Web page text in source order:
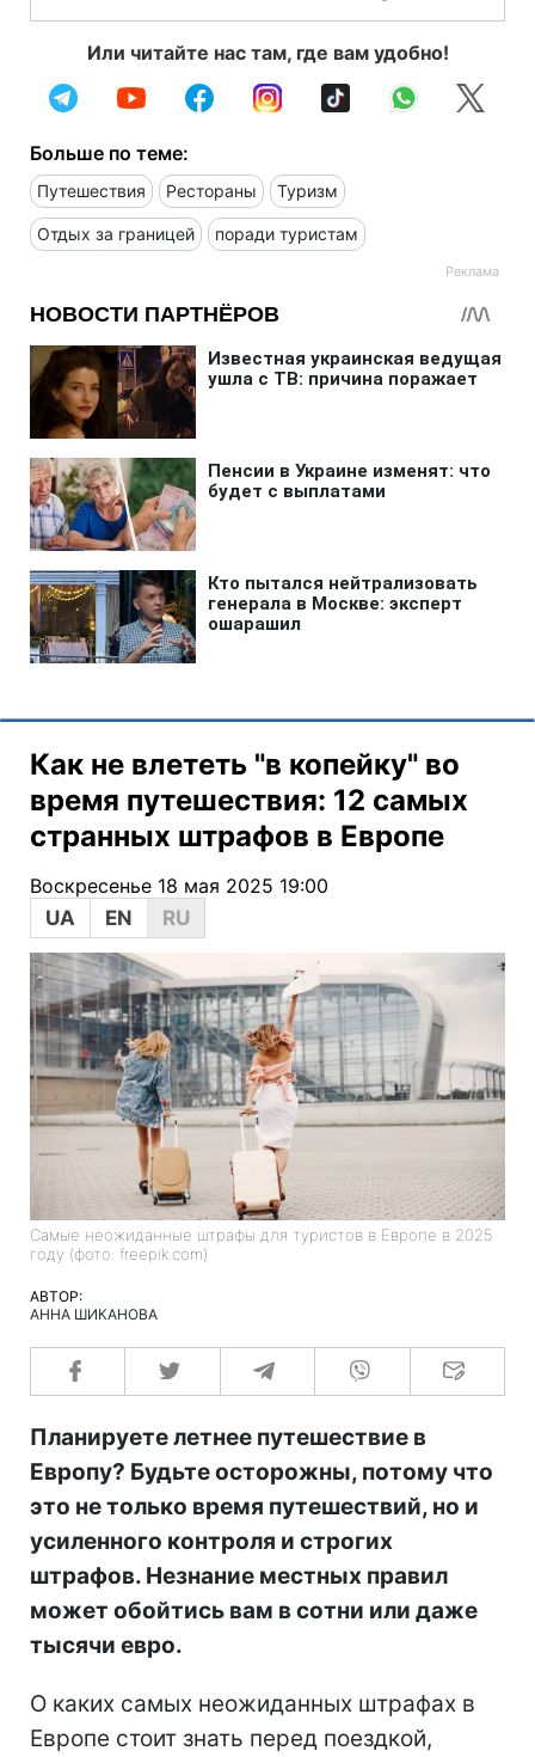
Или читайте нас там, где вам удобно!
Больше по теме:
Путешествия Рестораны Туризм
Отдых за границей поради туристам
Как не влететь "в копейку" во
время путешествия: 12 самых
странных штрафов в Европе
Воскресенье 18 мая 2025 19:00
UA
EN RU
Самые неожиданные штрафы для туристов в Европе в 2025
году (фото: freepik.com)
АВТОР:
АННА ШИКАНОВА
Планируете летнее путешествие в
Европу? Будьте осторожны, потому что
это не только время путешествий, но и
усиленного контроля и строгих
штрафов. Незнание местных правил
может обойтись вам в сотни или даже
тысячи евро.
О каких самых неожиданных штрафах в
Европе стоит знать перед поездкой,